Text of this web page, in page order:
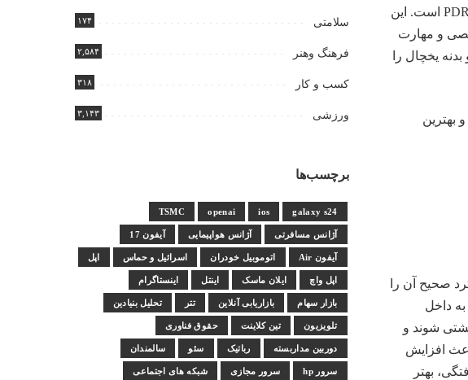
یکی از جدیدترین و مؤثرترین روش‌ها، صافکاری به روش PDR (Paintless Dent Repair) است. این
و مهارت
یخچال را
بهترین
صحیح آن را
داخل
شوند و
افزایش
بهتر
سلامتی ۱۷۴
فرهنگ وهنر ۲,۵۸۴
کسب و کار ۳۱۸
ورزشی ۳,۱۴۳
برچسب‌ها
galaxy s24
ios
openai
TSMC
آژانس مسافرتی آژانس هواپیمایی آیفون 17
آیفون Air اتوموبیل خودران اسرائیل و حماس اپل
اپل واچ ایلان ماسک اینتل اینستاگرام
بازار سهام بازاریابی آنلاین تتر تحلیل بنیادین
تلویزیون تین کلاینت حقوق فناوری
دوربین مداربسته رباتیک سئو سالمندان
سرور hp سرور مجازی شبکه های اجتماعی